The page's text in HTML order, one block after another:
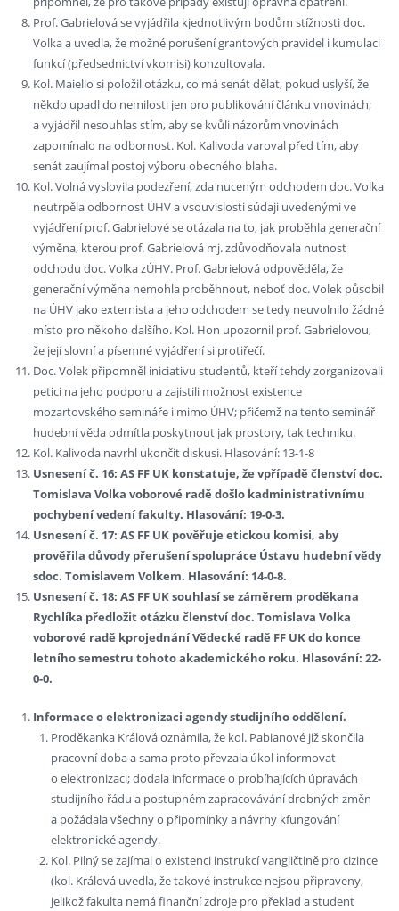
Prof. Gabrielová se vyjádřila kjednotlivým bodům stížnosti doc.
Volka a uvedla, že možné porušení grantových pravidel i kumulaci
funkcí (předsednictví vkomisi) konzultovala.
Kol. Maiello si položil otázku, co má senát dělat, pokud uslyší, že
někdo upadl do nemilosti jen pro publikování článku vnovinách;
a vyjádřil nesouhlas stím, aby se kvůli názorům vnovinách
zapomínalo na odbornost. Kol. Kalivoda varoval před tím, aby
senát zaujímal postoj výboru obecného blaha.
Kol. Volná vyslovila podezření, zda nuceným odchodem doc. Volka
neutrpěla odbornost ÚHV a vsouvislosti súdaji uvedenými ve
vyjádření prof. Gabrielové se otázala na to, jak proběhla generační
výměna, kterou prof. Gabrielová mj. zdůvodňovala nutnost
odchodu doc. Volka zÚHV. Prof. Gabrielová odpověděla, že
generační výměna nemohla proběhnout, neboť doc. Volek působil
na ÚHV jako externista a jeho odchodem se tedy neuvolnilo žádné
místo pro někoho dalšího. Kol. Hon upozornil prof. Gabrielovou,
že její slovní a písemné vyjádření si protiřečí.
Doc. Volek připomněl iniciativu studentů, kteří tehdy zorganizovali
petici na jeho podporu a zajistili možnost existence
mozartovského semináře i mimo ÚHV; přičemž na tento seminář
hudební věda odmítla poskytnout jak prostory, tak techniku.
Kol. Kalivoda navrhl ukončit diskusi. Hlasování: 13-1-8
Usnesení č. 16: AS FF UK konstatuje, že vpřípadě členství doc.
Tomislava Volka voborové radě došlo kadministrativnímu
pochybení vedení fakulty. Hlasování: 19-0-3.
Usnesení č. 17: AS FF UK pověřuje etickou komisi, aby
prověřila důvody přerušení spolupráce Ústavu hudební vědy
sdoc. Tomislavem Volkem. Hlasování: 14-0-8.
Usnesení č. 18: AS FF UK souhlasí se záměrem proděkana
Rychlíka předložit otázku členství doc. Tomislava Volka
voborové radě kprojednání Vědecké radě FF UK do konce
letního semestru tohoto akademického roku. Hlasování: 22-
0-0.
Informace o elektronizaci agendy studijního oddělení.
Proděkanka Králová oznámila, že kol. Pabianové již skončila
pracovní doba a sama proto převzala úkol informovat
o elektronizaci; dodala informace o probíhajících úpravách
studijního řádu a postupném zapracovávání drobných změn
a požádala všechny o připomínky a návrhy kfungování
elektronické agendy.
Kol. Pilný se zajímal o existenci instrukcí vangličtině pro cizince
(kol. Králová uvedla, že takové instrukce nejsou připraveny,
jelikož fakulta nemá finanční zdroje pro překlad a student